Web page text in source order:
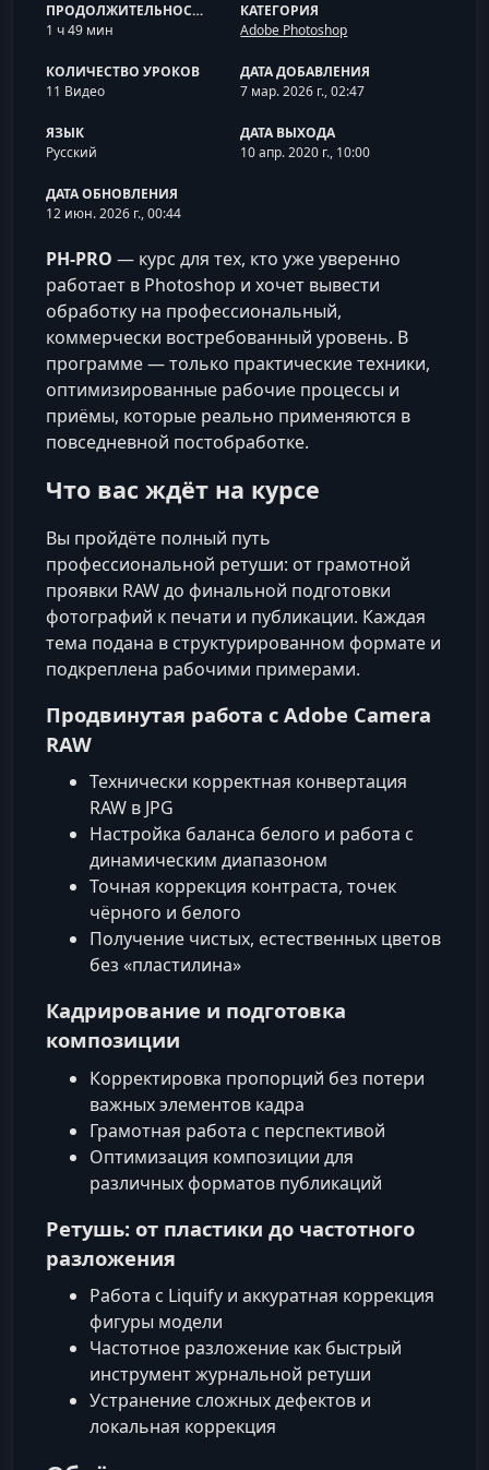
ПРОДОЛЖИТЕЛЬНОСТЬ
1 ч 49 мин
КАТЕГОРИЯ
Adobe Photoshop
КОЛИЧЕСТВО УРОКОВ
11 Видео
ДАТА ДОБАВЛЕНИЯ
7 мар. 2026 г., 02:47
ЯЗЫК
Русский
ДАТА ВЫХОДА
10 апр. 2020 г., 10:00
ДАТА ОБНОВЛЕНИЯ
12 июн. 2026 г., 00:44
PH-PRO — курс для тех, кто уже уверенно
работает в Photoshop и хочет вывести
обработку на профессиональный,
коммерчески востребованный уровень. В
программе — только практические техники,
оптимизированные рабочие процессы и
приёмы, которые реально применяются в
повседневной постобработке.
Что вас ждёт на курсе
Вы пройдёте полный путь
профессиональной ретуши: от грамотной
проявки RAW до финальной подготовки
фотографий к печати и публикации. Каждая
тема подана в структурированном формате и
подкреплена рабочими примерами.
Продвинутая работа с Adobe Camera
RAW
Технически корректная конвертация
RAW в JPG
Настройка баланса белого и работа с
динамическим диапазоном
Точная коррекция контраста, точек
чёрного и белого
Получение чистых, естественных цветов
без «пластилина»
Кадрирование и подготовка
композиции
Корректировка пропорций без потери
важных элементов кадра
Грамотная работа с перспективой
Оптимизация композиции для
различных форматов публикаций
Ретушь: от пластики до частотного
разложения
Работа с Liquify и аккуратная коррекция
фигуры модели
Частотное разложение как быстрый
инструмент журнальной ретуши
Устранение сложных дефектов и
локальная коррекция